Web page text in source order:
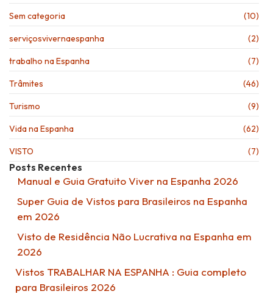
Sem categoria (10)
serviçosvivernaespanha (2)
trabalho na Espanha (7)
Trâmites (46)
Turismo (9)
Vida na Espanha (62)
VISTO (7)
Posts Recentes
Manual e Guia Gratuito Viver na Espanha 2026
Super Guia de Vistos para Brasileiros na Espanha
em 2026
Visto de Residência Não Lucrativa na Espanha em
2026
Vistos TRABALHAR NA ESPANHA : Guia completo
para Brasileiros 2026